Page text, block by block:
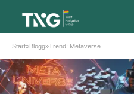
Start»Blogg»